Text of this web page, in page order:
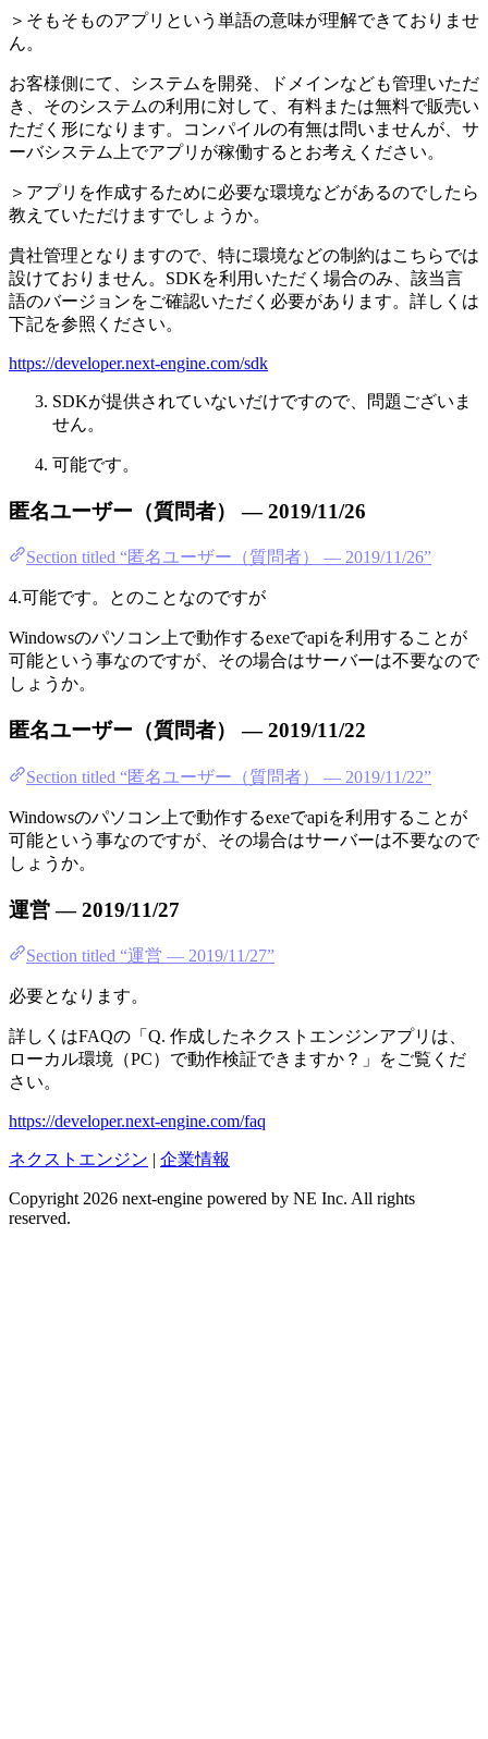
＞そもそものアプリという単語の意味が理解できておりませ
ん。
お客様側にて、システムを開発、ドメインなども管理いただ
き、そのシステムの利用に対して、有料または無料で販売い
ただく形になります。コンパイルの有無は問いませんが、サ
ーバシステム上でアプリが稼働するとお考えください。
＞アプリを作成するために必要な環境などがあるのでしたら
教えていただけますでしょうか。
貴社管理となりますので、特に環境などの制約はこちらでは
設けておりません。SDKを利用いただく場合のみ、該当言
語のバージョンをご確認いただく必要があります。詳しくは
下記を参照ください。
https://developer.next-engine.com/sdk
SDKが提供されていないだけですので、問題ございま
せん。
可能です。
匿名ユーザー（質問者） — 2019/11/26
Section titled “匿名ユーザー（質問者） — 2019/11/26”
4.可能です。とのことなのですが
Windowsのパソコン上で動作するexeでapiを利用することが
可能という事なのですが、その場合はサーバーは不要なので
しょうか。
匿名ユーザー（質問者） — 2019/11/22
Section titled “匿名ユーザー（質問者） — 2019/11/22”
Windowsのパソコン上で動作するexeでapiを利用することが
可能という事なのですが、その場合はサーバーは不要なので
しょうか。
運営 — 2019/11/27
Section titled “運営 — 2019/11/27”
必要となります。
詳しくはFAQの「Q. 作成したネクストエンジンアプリは、
ローカル環境（PC）で動作検証できますか？」をご覧くだ
さい。
https://developer.next-engine.com/faq
ネクストエンジン | 企業情報
Copyright 2026 next-engine powered by NE Inc. All rights
reserved.